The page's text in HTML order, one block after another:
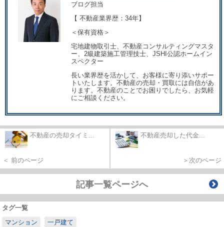
ブログ担当
【 不動産業界歴：34年】
＜保有資格＞
宅地建物取引士、不動産コンサルティングマスタ
ー、2級建築施工管理技士、JSHI公認ホームイン
スペクター
長い業界歴を活かして、お客様に寄り添いサポー
トいたします。不動産の売却・買取には自信があ
ります。不動産のことでお困りでしたら、お気軽
にご相談ください。
不動産の売却タイミ...
＜ 前のページ
不動産売却した代金...
＞次のページ
記事一覧ページへ
タグ一覧
マンション
一戸建て